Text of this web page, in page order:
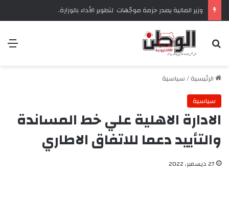
وزير المالية يصدر حزمة موجّهات لتطوير الأداء بالوزارة. ‏
بحث عن
الرئيسية/سياسية
سياسية
الادارة الاهلية علي خط المساندة
والتأييد دعما للاتفاق الاطاري
27 ديسمبر، 2022